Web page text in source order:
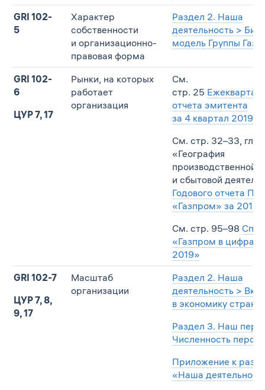
GRI 102-
5
Характер
собственности
и организационно-
правовая форма
Раздел 2. Наша
деятельность >
модель Группы
GRI 102-
6
ЦУР 7, 17
Рынки, на которых
работает
организация
См.
стр. 25
отчета эмитента
за 4 квартал 2019 г.
См. стр. 32–33,
«География
производственной
и сбытовой
Годового отчета
«Газпром» за 2019
См. стр. 95–98
«Газпром в цифрах
2019»
GRI 102-7
ЦУР 7, 8,
9, 17
Масштаб
организации
Раздел 2. Наша
деятельность >
в экономику страны
Раздел 3. Наш
Численность
Приложение к
«Наша